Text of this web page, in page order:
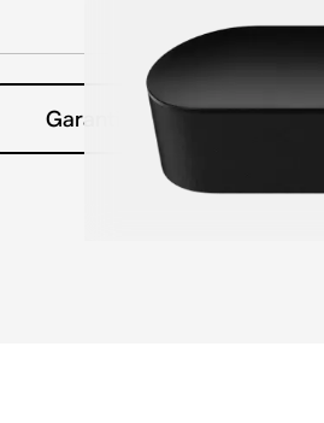
Garantieinformationen